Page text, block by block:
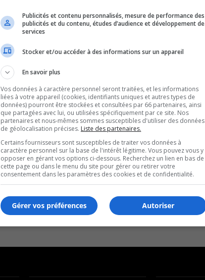
Publicités et contenu personnalisés, mesure de performance des
publicités et du contenu, études d’audience et développement de
services
Stocker et/ou accéder à des informations sur un appareil
En savoir plus
Vos données à caractère personnel seront traitées, et les informations
liées à votre appareil (cookies, identifiants uniques et autres types de
données) pourront être stockées et consultées par 66 partenaires, ainsi
que partagées avec lui, ou utilisées spécifiquement par ce site. Nos
partenaires et nous-mêmes sommes susceptibles d'utiliser des données
de géolocalisation précises. Liste des partenaires.
Certains fournisseurs sont susceptibles de traiter vos données à
caractère personnel sur la base de l'intérêt légitime. Vous pouvez vous y
opposer en gérant vos options ci-dessous. Recherchez un lien en bas de
cette page ou dans le menu du site pour gérer ou retirer votre
consentement dans les paramètres des cookies et de confidentialité.
Autoriser
Gérer vos préférences